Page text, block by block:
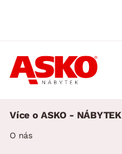
Více o ASKO - NÁBYTEK
O nás